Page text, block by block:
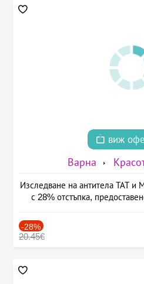
виж
Варна
Изследване на антитела ТАТ и
с 28% отстъпка,
-28%
20.45€